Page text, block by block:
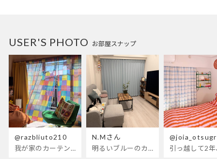
お部屋スナップ
USER'S PHOTO
@razbliuto210
我が家のカーテンが新しくなりました🌼早起きが超絶苦手な私が、思わず朝カーテンを開けて光合成するようになったステンドグラスカーテン…！
N.Mさん
明るいブルーのカーテンで、部屋全体が明るく。白を基調とした部屋にぴったりです。